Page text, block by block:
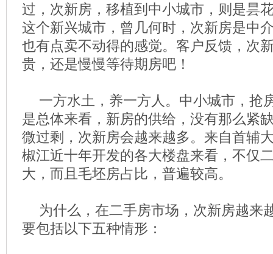
过，次新房，移植到中小城市，则是昙
这个新兴城市，曾几何时，次新房是中
也有点卖不动得的感觉。客户反馈，次
贵，还是慢慢等待期房吧！
一方水土，养一方人。中小城市，抢
是总体来看，新房的供给，没有那么紧
微过剩，次新房会越来越多。来自首辅
椒江近十年开发的各大楼盘来看，不仅
大，而且毛坯房占比，普遍较高。
为什么，在二手房市场，次新房越来
要包括以下五种情形：